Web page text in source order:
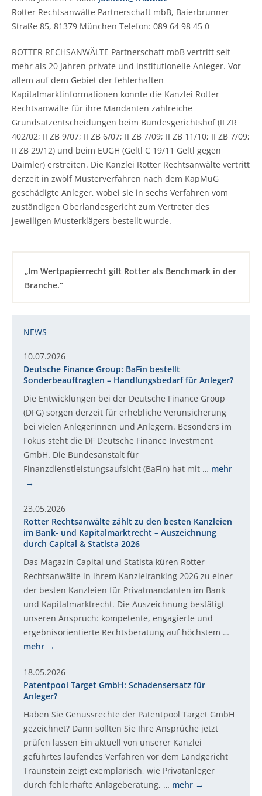
Rotter Rechtsanwälte Partnerschaft mbB, Baierbrunner
Straße 85, 81379 München Telefon: 089 64 98 45 0
ROTTER RECHSANWÄLTE Partnerschaft mbB vertritt seit
mehr als 20 Jahren private und institutionelle Anleger. Vor
allem auf dem Gebiet der fehlerhaften
Kapitalmarktinformationen konnte die Kanzlei Rotter
Rechtsanwälte für ihre Mandanten zahlreiche
Grundsatzentscheidungen beim Bundesgerichtshof (II ZR
402/02; II ZB 9/07; II ZB 6/07; II ZB 7/09; II ZB 11/10; II ZB 7/09;
II ZB 29/12) und beim EUGH (Geltl C 19/11 Geltl gegen
Daimler) erstreiten. Die Kanzlei Rotter Rechtsanwälte vertritt
derzeit in zwölf Musterverfahren nach dem KapMuG
geschädigte Anleger, wobei sie in sechs Verfahren vom
zuständigen Oberlandesgericht zum Vertreter des
jeweiligen Musterklägers bestellt wurde.
„Im Wertpapierrecht gilt Rotter als Benchmark in der
Branche.“
NEWS
10.07.2026
Deutsche Finance Group: BaFin bestellt
Sonderbeauftragten – Handlungsbedarf für Anleger?
Die Entwicklungen bei der Deutsche Finance Group
(DFG) sorgen derzeit für erhebliche Verunsicherung
bei vielen Anlegerinnen und Anlegern. Besonders im
Fokus steht die DF Deutsche Finance Investment
GmbH. Die Bundesanstalt für
Finanzdienstleistungsaufsicht (BaFin) hat mit … mehr
23.05.2026
Rotter Rechtsanwälte zählt zu den besten Kanzleien
im Bank- und Kapitalmarktrecht – Auszeichnung
durch Capital & Statista 2026
Das Magazin Capital und Statista küren Rotter
Rechtsanwälte in ihrem Kanzleiranking 2026 zu einer
der besten Kanzleien für Privatmandanten im Bank-
und Kapitalmarktrecht. Die Auszeichnung bestätigt
unseren Anspruch: kompetente, engagierte und
ergebnisorientierte Rechtsberatung auf höchstem …
mehr
18.05.2026
Patentpool Target GmbH: Schadensersatz für
Anleger?
Haben Sie Genussrechte der Patentpool Target GmbH
gezeichnet? Dann sollten Sie Ihre Ansprüche jetzt
prüfen lassen Ein aktuell von unserer Kanzlei
geführtes laufendes Verfahren vor dem Landgericht
Traunstein zeigt exemplarisch, wie Privatanleger
durch fehlerhafte Anlageberatung, … mehr